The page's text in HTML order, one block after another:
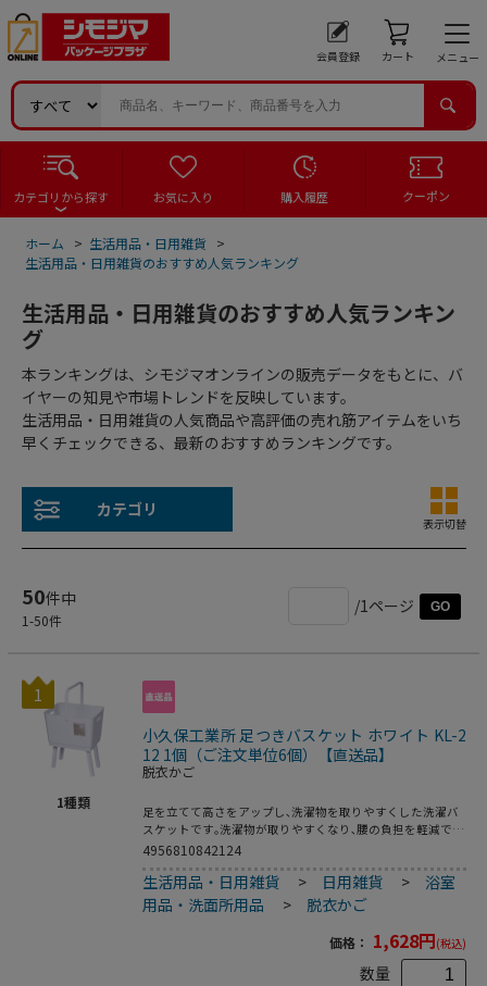
会員登録 カート メニュー
カテゴリから探す お気に入り 購入履歴 クーポン
ホーム > 生活用品・日用雑貨
>
生活用品・日用雑貨のおすすめ人気ランキング
生活用品・日用雑貨のおすすめ人気ランキン
グ
本ランキングは、シモジマオンラインの販売データをもとに、バ
イヤーの知見や市場トレンドを反映しています。
生活用品・日用雑貨の人気商品や高評価の売れ筋アイテムをいち
早くチェックできる、最新のおすすめランキングです。
カテゴリ
表示切替
50件中
1-50件
/1ページ GO
1
1種類
小久保工業所 足つきバスケット ホワイト KL-2
12 1個（ご注文単位6個）【直送品】
脱衣かご
足を立てて高さをアップし､洗濯物を取りやすくした洗濯バ
スケットです｡洗濯物が取りやすくなり､腰の負担を軽減でき
て洗濯物干しがラクになります｡すばやく取れるので時短に
もなります｡シングルのハンドルと､両サイドに指穴が付いて
いて､片手でも両手でも持ち運べます｡洗濯カゴとしてだけで
なく､散らかりがちなおもちゃの収納や､5kgまでの布類や小
物などの整理カゴ､アウトドア活動時の物入れなどにも使用
できます｡●耐荷重:約5kg●重量:2kg
4956810842124
生活用品・日用雑貨 > 日用雑貨 > 浴室
用品・洗面所用品
> 脱衣かご
価格： 1,628円(税込)
数量